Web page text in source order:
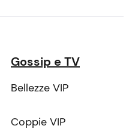
Gossip e TV
Bellezze VIP
Coppie VIP